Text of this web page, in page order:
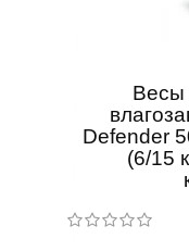
Весы
Defender
(6/15